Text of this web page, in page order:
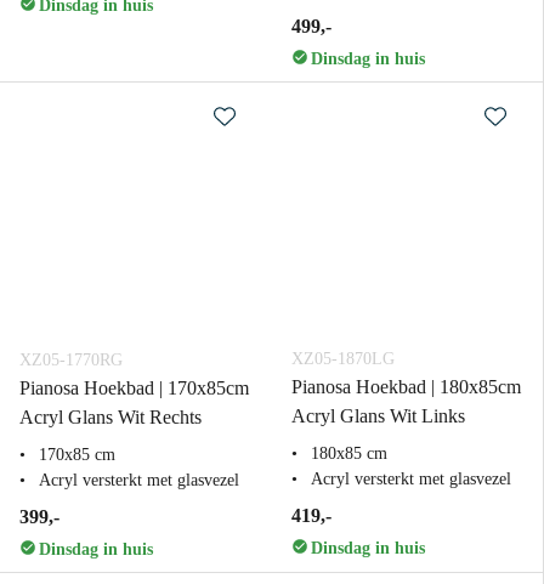
Dinsdag in huis
499,-
Dinsdag in huis
XZ05-1770RG
Pianosa Hoekbad | 170x85cm
Acryl Glans Wit Rechts
170x85 cm
Acryl versterkt met glasvezel
399,-
Dinsdag in huis
XZ05-1870LG
Pianosa Hoekbad | 180x85cm
Acryl Glans Wit Links
180x85 cm
Acryl versterkt met glasvezel
419,-
Dinsdag in huis